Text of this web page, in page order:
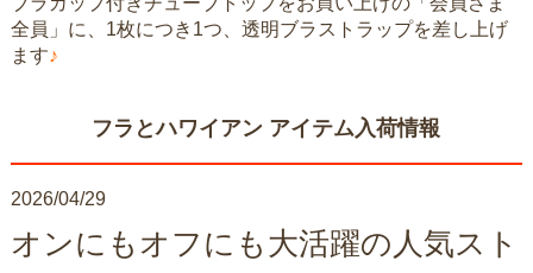
全員」に、1枚につき1つ、透明ブラストラップを差し上げ
ます♪
フラとハワイアン アイテム入荷情報
2026/04/29
オンにもオフにも大活躍の人気スト